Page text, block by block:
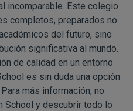
incomparable. Este colegio
completos, preparados no
del futuro, sino
significativa al mundo.
de calidad en un entorno
es sin duda una opción
más información, no
School y descubrir todo lo